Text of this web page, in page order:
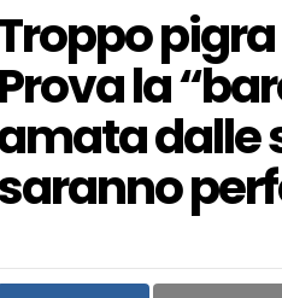
Prova la
dalle